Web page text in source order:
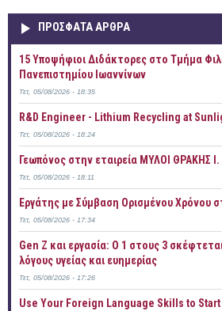
ΠΡOΣΦΑΤΑ AΡΘΡΑ
15 Υποψήφιοι Διδάκτορες στο Τμήμα
Πανεπιστημίου Ιωαννίνων
Τετ, 05/08/2026 - 18:35
R&D Engineer - Lithium Recycling at
Τετ, 05/08/2026 - 18:24
Γεωπόνος στην εταιρεία ΜΥΛΟΙ ΘΡΑΚΗΣ
Τετ, 05/08/2026 - 18:11
Εργάτης με Σύμβαση Ορισμένου Χρόνου
Τετ, 05/08/2026 - 17:34
Gen Z και εργασία: Ο 1 στους 3
λόγους υγείας και ευημερίας
Τετ, 05/08/2026 - 17:26
Use Your Foreign Language Skills to Start